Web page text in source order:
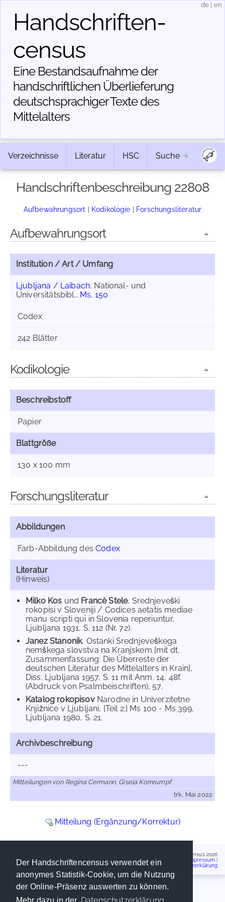
Der Handschriftencensus verwendet ein
anonymes Statistik-Cookie, um die Nutzung
der Online-Präsenz auswerten zu können.
Handschriften­
census
Eine Bestandsaufnahme der
handschriftlichen Über­lieferung
deutschsprachiger Texte des
Mittelalters
de en
Verzeichnisse Literatur HSC Suche
Handschriftenbeschreibung 22808
Aufbewahrungsort | Kodikologie | Forschungsliteratur
Aufbewahrungsort
Institution / Art / Umfang
Ljubljana / Laibach, National- und
Universitätsbibl., Ms. 150
Codex
242 Blätter
Kodikologie
Beschreibstoff
Papier
Blattgröße
130 x 100 mm
Forschungsliteratur
Abbildungen
Farb-Abbildung desCodex
Literatur
(Hinweis)
Milko Kos und Francè Stele, Srednjeveški
rokopisi v Sloveniji / Codices aetatis mediae
manu scripti qui in Slovenia reperiuntur,
Ljubljana 1931, S. 112 (Nr. 72).
Janez Stanonik, Ostanki Srednjeveškega
nemškega slovstva na Kranjskem [mit dt.
Zusammenfassung: Die Überreste der
deutschen Literatur des Mittelalters in Krain],
Diss. Ljubljana 1957, S. 11 mit Anm. 14, 48f.
(Abdruck von Psalmbeischriften), 57.
Katalog rokopisovNarodne in Univerzitetne
Knjižnice v Ljubljani, [Teil 2:] Ms 100 - Ms 399,
Ljubljana 1980, S. 21.
Archivbeschreibung
---
Mitteilungen von Regina Cermann, Gisela Kornrumpf
trk, Mai 2022
Mitteilung (Ergänzung/Korrektur)
Handschriftencensus 2026
Impressum
Datenschutzerklärung